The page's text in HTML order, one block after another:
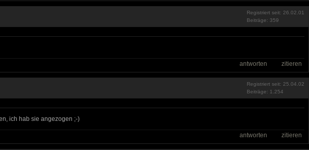
Registriert seit: 26.02.01
Beiträge: 359
antworten zitieren
Registriert seit: 25.04.02
Beiträge: 1.254
ich hab sie angezogen ;-)
antworten zitieren